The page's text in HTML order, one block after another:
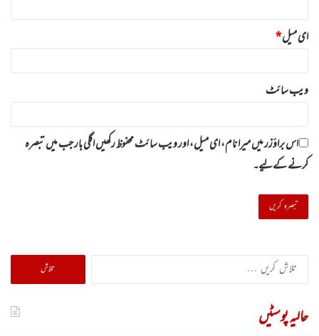
ای میل*
ویب‌ سائٹ
اس براؤزر میں میرا نام، ای میل، اور ویب سائٹ محفوظ رکھیں اگلی بار جب میں تبصرہ
کرنے کےلیے۔
تلاش
کریں
حالیہ پوسٹیں